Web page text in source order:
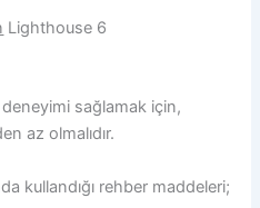
Lighthouse 6
deneyimi sağlamak için,
az olmalıdır.
kullandığı rehber maddeleri;